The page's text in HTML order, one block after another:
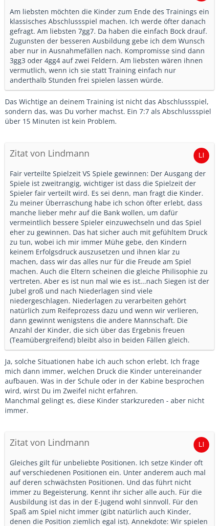
Am liebsten möchten die Kinder zum Ende des Trainings ein
klassisches Abschlussspiel machen. Ich werde öfter danach
gefragt. Am liebsten 7gg7. Da haben die einfach Bock drauf.
Zugunsten der besseren Ausbildung gebe ich dem Wunsch
aber nur in Ausnahmefällen nach. Kompromisse sind dann
3gg3 oder 4gg4 auf zwei Feldern. Am liebsten wären ihnen
vermutlich, wenn ich sie statt Training einfach nur
anderthalb Stunden frei spielen lassen würde.
Das Wichtige an deinem Training ist nicht das Abschlussspiel,
sondern das, was Du vorher machst. Ein 7:7 als Abschlussspiel
über 15 Minuten ist kein Problem.
Zitat von Lindmann
Fair verteilte Spielzeit VS Spiele gewinnen: Der Ausgang der
Spiele ist zweitrangig, wichtiger ist dass die Spielzeit der
Spieler fair verteilt wird. Es sei denn, man fragt die Kinder.
Zu meiner Überraschung habe ich schon öfter erlebt, dass
manche lieber mehr auf die Bank wollen, um dafür
vermeintlich bessere Spieler einzuwechseln und das Spiel
eher zu gewinnen. Das hat sicher auch mit gefühltem Druck
zu tun, wobei ich mir immer Mühe gebe, den Kindern
keinem Erfolgsdruck auszusetzen und ihnen klar zu
machen, dass wir das alles nur für die Freude am Spiel
machen. Auch die Eltern scheinen die gleiche Philisophie zu
vertreten. Aber es ist nun mal wie es ist...nach Siegen ist der
Jubel groß und nach Niederlagen sind viele
niedergeschlagen. Niederlagen zu verarbeiten gehört
natürlich zum Reifeprozess dazu und wenn wir verlieren,
dann gewinnt wenigstens die andere Mannschaft. Die
Anzahl der Kinder, die sich über das Ergebnis freuen
(Teamübergreifend) bleibt also in beiden Fällen gleich.
Ja, solche Situationen habe ich auch schon erlebt. Ich frage
mich dann immer, welchen Druck die Kinder untereinander
aufbauen. Was in der Schule oder in der Kabine besprochen
wird, wirst Du im Zweifel nicht erfahren.
Manchmal gelingt es, diese Kinder starkzureden - aber nicht
immer.
Zitat von Lindmann
Gleiches gilt für unbeliebte Positionen. Ich setze Kinder oft
auf verschiedenen Positionen ein. Unter anderem auch mal
auf deren schwächsten Positionen. Und das führt nicht
immer zu Begeisterung. Kennt ihr sicher alle auch. Für die
Ausbildung ist das in der E-Jugend wohl sinnvoll. Für den
Spaß am Spiel nicht immer (gibt natürlich auch Kinder,
denen die Position ziemlich egal ist). Annekdote: Wir spielen